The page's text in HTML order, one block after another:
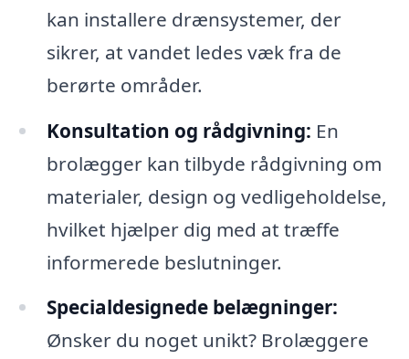
kan installere drænsystemer, der
sikrer, at vandet ledes væk fra de
berørte områder.
Konsultation og rådgivning: En
brolægger kan tilbyde rådgivning om
materialer, design og vedligeholdelse,
hvilket hjælper dig med at træffe
informerede beslutninger.
Specialdesignede belægninger:
Ønsker du noget unikt? Brolæggere